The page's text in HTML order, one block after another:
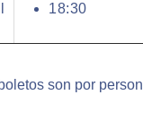
18:30
son por